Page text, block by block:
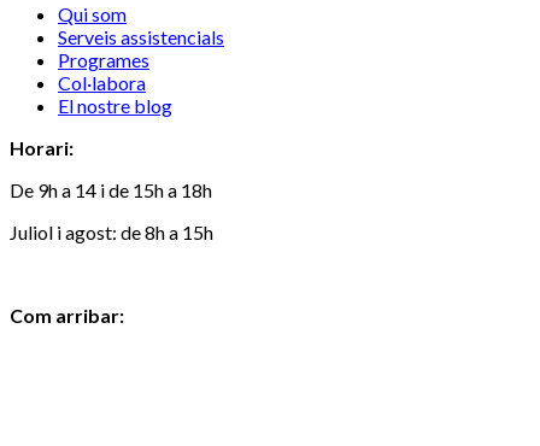
Qui som
Serveis assistencials
Programes
Col·labora
El nostre blog
Horari:
De 9h a 14 i de 15h a 18h
Juliol i agost: de 8h a 15h
Com arribar: